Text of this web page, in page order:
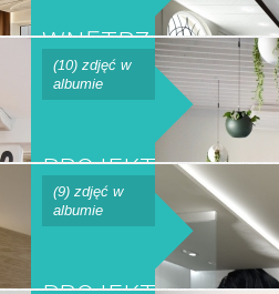
WNĘTRZA
BANKU
SGB W
INOWROCŁAWIU
(10) zdjęć w
albumie
PROJEKT
WNĘTRZ
RESTAURACJI
(9) zdjęć w
albumie